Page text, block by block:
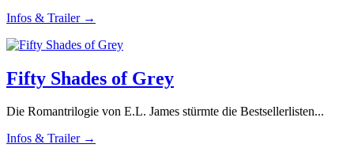
Infos & Trailer →
Fifty Shades of Grey
Die Romantrilogie von E.L. James stürmte die Bestsellerlisten...
Infos & Trailer →